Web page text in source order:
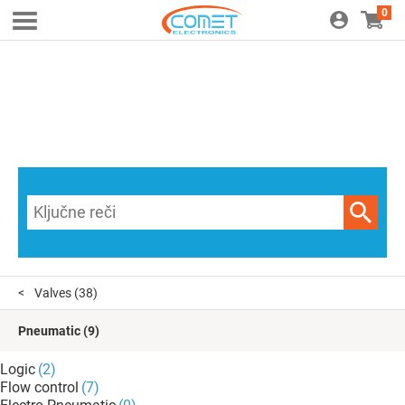
0
Valves (38)
Pneumatic(9)
Logic (2)
Flow control (7)